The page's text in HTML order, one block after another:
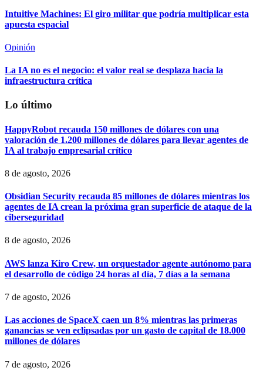
Intuitive Machines: El giro militar que podría multiplicar esta
apuesta espacial
Opinión
La IA no es el negocio: el valor real se desplaza hacia la
infraestructura crítica
Lo último
HappyRobot recauda 150 millones de dólares con una
valoración de 1.200 millones de dólares para llevar agentes de
IA al trabajo empresarial crítico
8 de agosto, 2026
Obsidian Security recauda 85 millones de dólares mientras los
agentes de IA crean la próxima gran superficie de ataque de la
ciberseguridad
8 de agosto, 2026
AWS lanza Kiro Crew, un orquestador agente autónomo para
el desarrollo de código 24 horas al día, 7 días a la semana
7 de agosto, 2026
Las acciones de SpaceX caen un 8% mientras las primeras
ganancias se ven eclipsadas por un gasto de capital de 18.000
millones de dólares
7 de agosto, 2026